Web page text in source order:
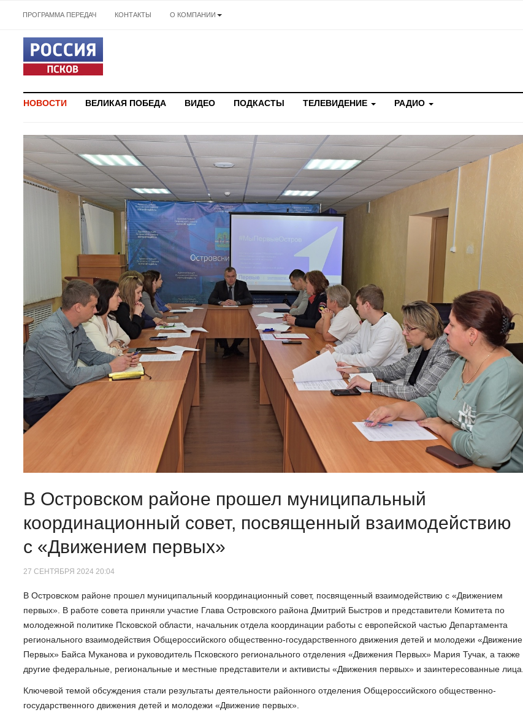
ПРОГРАММА ПЕРЕДАЧ КОНТАКТЫ О КОМПАНИИ
НОВОСТИ ВЕЛИКАЯ ПОБЕДА ВИДЕО ПОДКАСТЫ ТЕЛЕВИДЕНИЕ РАДИО
В Островском районе прошел муниципальный
координационный совет, посвященный взаимодействию
с «Движением первых»
27 СЕНТЯБРЯ 2024 20:04
В Островском районе прошел муниципальный координационный совет, посвященный взаимодействию с «Движением
первых». В работе совета приняли участие Глава Островского района Дмитрий Быстров и представители Комитета по
молодежной политике Псковской области, начальник отдела координации работы с европейской частью Департамента
регионального взаимодействия Общероссийского общественно-государственного движения детей и молодежи «Движение
Первых» Байса Муканова и руководитель Псковского регионального отделения «Движения Первых» Мария Тучак, а также
другие федеральные, региональные и местные представители и активисты «Движения первых» и заинтересованные лица.
Ключевой темой обсуждения стали результаты деятельности районного отделения Общероссийского общественно-
государственного движения детей и молодежи «Движение первых».